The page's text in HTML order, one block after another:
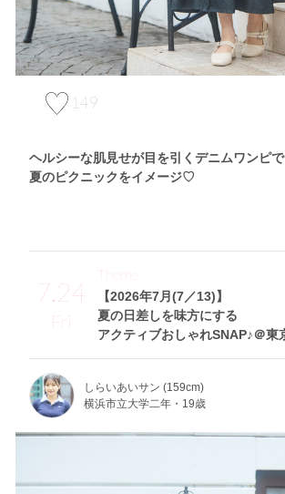
149
ヘルシーな肌見せが目を引くデニムワンピで
夏のピクニックをイメージ♡
7.24
Fri
【2026年7月(7／13)】
夏の日差しを味方にする
アクティブおしゃれSNAP♪＠東
Theme
しらいあいサン (159cm)
横浜市立大学二年・19歳